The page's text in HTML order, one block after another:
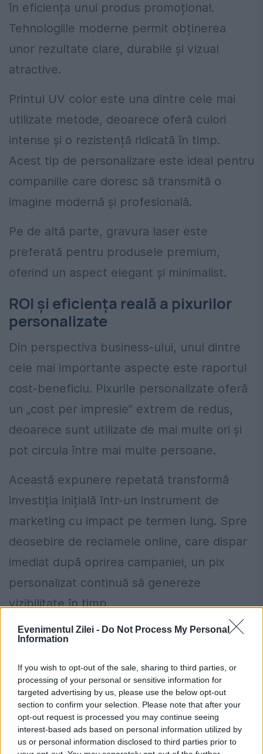
Evenimentul Zilei - Do Not Process My Personal
Information
If you wish to opt-out of the sale, sharing to third parties, or
processing of your personal or sensitive information for
targeted advertising by us, please use the below opt-out
section to confirm your selection. Please note that after your
opt-out request is processed you may continue seeing
interest-based ads based on personal information utilized by
us or personal information disclosed to third parties prior to
în eficiența unui produs promoțional.
Tehnologiile moderne permit obținerea
unor rezultate clare, durabile și vizual
atractive.
Printul UV color este una dintre cele mai
utilizate metode, deoarece oferă culori
intense și o rezistență ridicată în timp.
Acest tip de personalizare este ideal pentru
companiile care doresc să transmită o
imagine modernă și profesională.
Pe de altă parte, gravura laser este
preferată pentru produsele premium,
oferind un aspect elegant și minimalist.
ROI și eficiența reală a pixurilor
personalizate
Din perspectiva business-ului, unul dintre
cele mai importante aspecte este raportul
cost-beneficiu. Pixurile personalizate oferă
un „cost per impresie” extrem de redus,
deoarece sunt utilizate de mai multe ori și
pot circula între mai multe persoane.
Această expunere repetată transformă
investiția inițială într-un instrument de
marketing cu impact pe termen lung. Spre
deosebire de reclamele online, care dispar
imediat după oprirea campaniei, un pix
personalizat continuă să genereze
vizibilitate în timp.
Rolul în strategia modernă de
Într-o strategie eficientă, companiile
combină canalele digitale cu cele offline.
Obiectele promoționale, precum pixurile
personalizate, completează perfect